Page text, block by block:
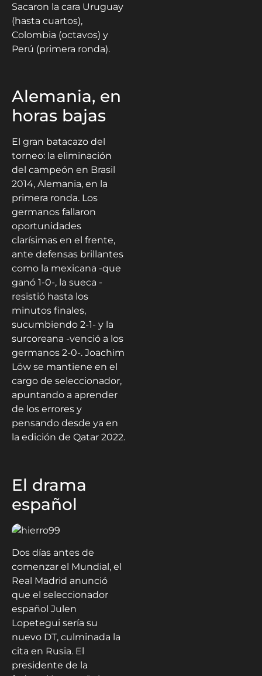
Sacaron la cara Uruguay
(hasta cuartos),
Colombia (octavos) y
Perú (primera ronda).
Alemania, en
horas bajas
El gran batacazo del
torneo: la eliminación
del campeón en Brasil
2014, Alemania, en la
primera ronda. Los
germanos fallaron
oportunidades
clarísimas en el frente,
ante defensas brillantes
como la mexicana -que
ganó 1-0-, la sueca -
resistió hasta los
minutos finales,
sucumbiendo 2-1- y la
surcoreana -venció a los
germanos 2-0-. Joachim
Löw se mantiene en el
cargo de seleccionador,
apuntando a aprender
de los errores y
pensando desde ya en
la edición de Qatar 2022.
El drama
español
Dos días antes de
comenzar el Mundial, el
Real Madrid anunció
que el seleccionador
español Julen
Lopetegui sería su
nuevo DT, culminada la
cita en Rusia. El
presidente de la